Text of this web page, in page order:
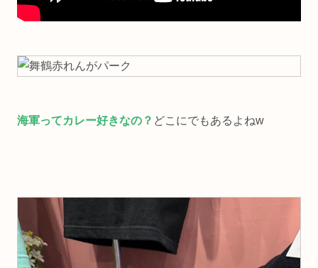
海軍ってカレー好きなの？ どこにでもあるよねw